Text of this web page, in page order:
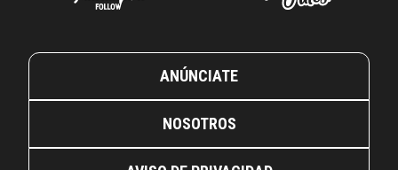
ANÚNCIATE
NOSOTROS